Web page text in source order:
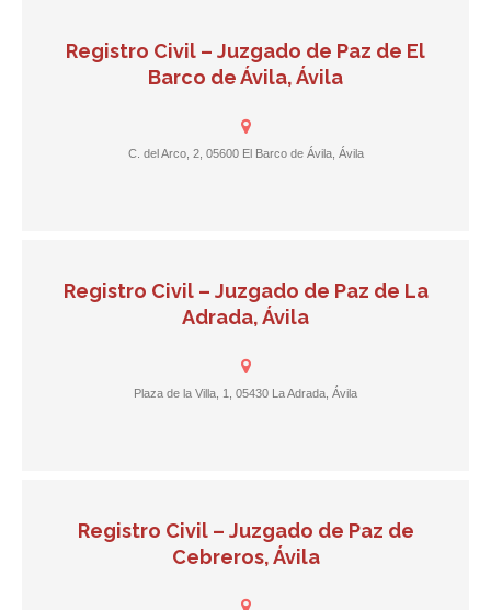
Registro Civil – Juzgado de Paz de El
Barco de Ávila, Ávila
C. del Arco, 2, 05600 El Barco de Ávila, Ávila
Registro Civil – Juzgado de Paz de La
Adrada, Ávila
Plaza de la Villa, 1, 05430 La Adrada, Ávila
Registro Civil – Juzgado de Paz de
Cebreros, Ávila